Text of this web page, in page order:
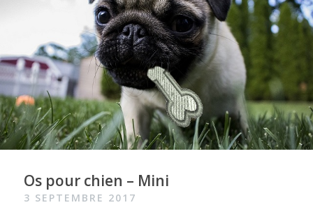
Os pour chien – Mini
3 SEPTEMBRE 2017